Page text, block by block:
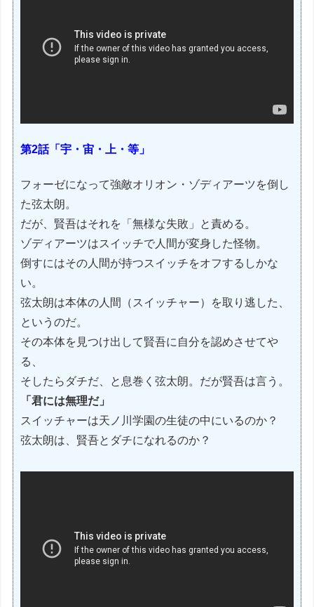
第2話「宇・宙・上・等」
フォーゼになって強敵オリオン・ゾディアーツを倒し
た弦太朗。
だが、賢吾はそれを「無様な失敗」と責める。
ゾディアーツはスイッチで人間が変身した怪物。
倒すにはその人間が持つスイッチをオフするしかな
い。
弦太朗は本体の人間（スイッチャー）を取り逃した、
というのだ。
その本体を見つけ出して賢吾に自分を認めさせてや
る、
そしたらダチだ、と息巻く弦太朗。だが賢吾は言う。
「君には無理だ」
スイッチャーは天ノ川学園の生徒の中にいるのか？
弦太朗は、賢吾とダチになれるのか？